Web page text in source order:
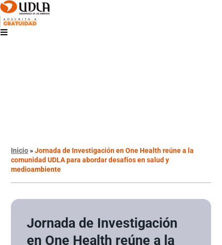
Inicio»Jornada de Investigación en One Health reúne a la
comunidad UDLA para abordar desafíos en salud y
medioambiente
Jornada de Investigación
en One Health reúne a la